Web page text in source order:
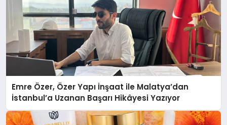
Emre Özer, Özer Yapı İnşaat ile Malatya’dan
İstanbul’a Uzanan Başarı Hikâyesi Yazıyor